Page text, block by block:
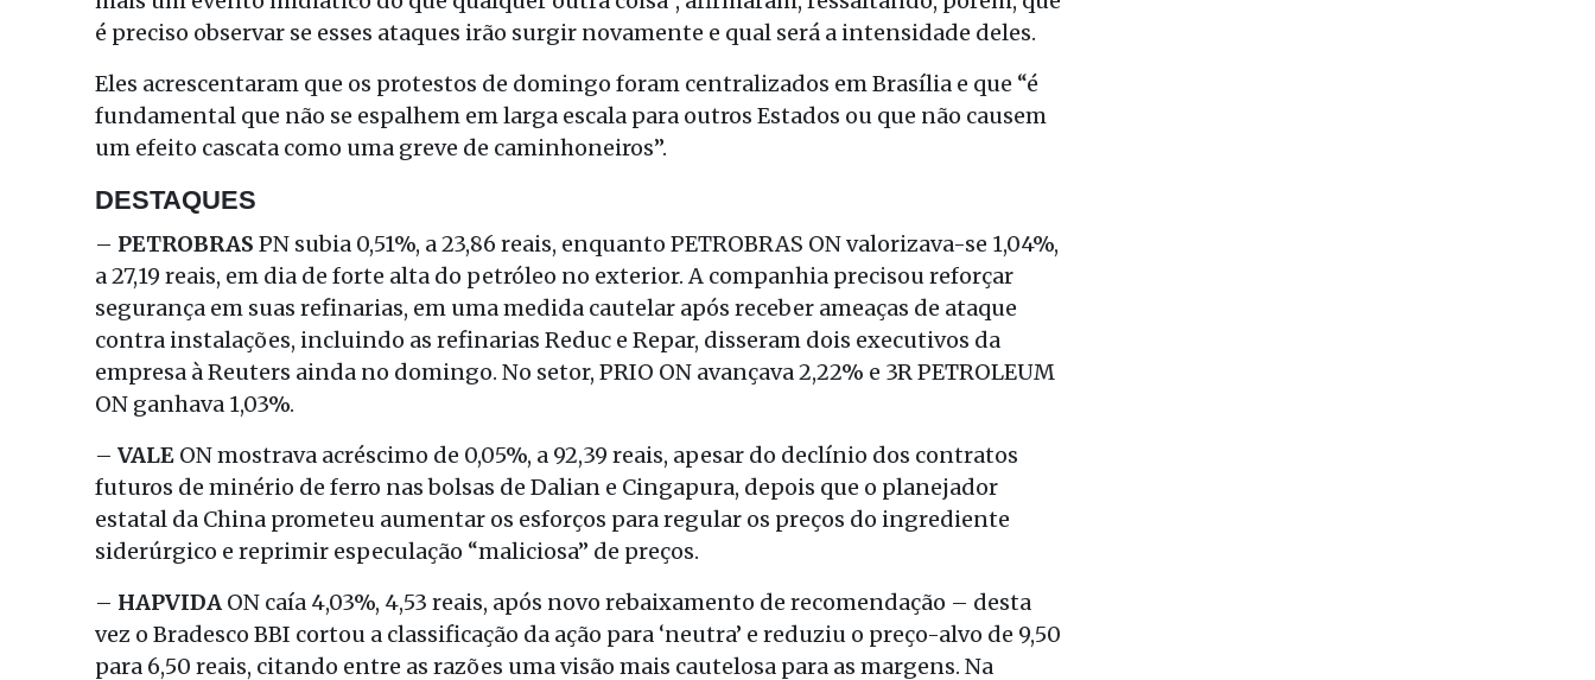
é preciso observar se esses ataques irão surgir novamente e qual será a intensidade deles.
Eles acrescentaram que os protestos de domingo foram centralizados em Brasília e que “é
fundamental que não se espalhem em larga escala para outros Estados ou que não causem
um efeito cascata como uma greve de caminhoneiros”.
DESTAQUES
– PETROBRAS PN subia 0,51%, a 23,86 reais, enquanto PETROBRAS ON valorizava-se 1,04%,
a 27,19 reais, em dia de forte alta do petróleo no exterior. A companhia precisou reforçar
segurança em suas refinarias, em uma medida cautelar após receber ameaças de ataque
contra instalações, incluindo as refinarias Reduc e Repar, disseram dois executivos da
empresa à Reuters ainda no domingo. No setor, PRIO ON avançava 2,22% e 3R PETROLEUM
ON ganhava 1,03%.
– VALE ON mostrava acréscimo de 0,05%, a 92,39 reais, apesar do declínio dos contratos
futuros de minério de ferro nas bolsas de Dalian e Cingapura, depois que o planejador
estatal da China prometeu aumentar os esforços para regular os preços do ingrediente
siderúrgico e reprimir especulação “maliciosa” de preços.
– HAPVIDA ON caía 4,03%, 4,53 reais, após novo rebaixamento de recomendação – desta
vez o Bradesco BBI cortou a classificação da ação para ‘neutra’ e reduziu o preço-alvo de 9,50
para 6,50 reais, citando entre as razões uma visão mais cautelosa para as margens. Na